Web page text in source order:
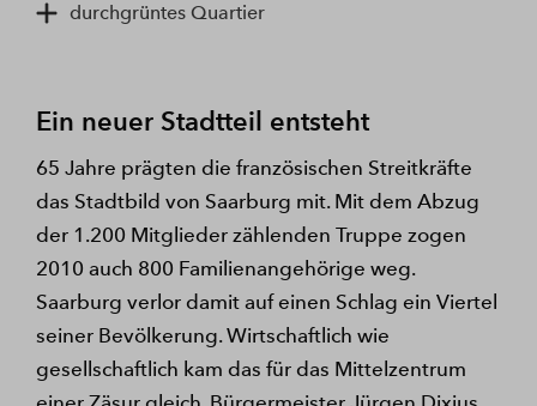
durchgrüntes Quartier
Ein neuer Stadtteil entsteht
65 Jahre prägten die französischen Streitkräfte
das Stadtbild von Saarburg mit. Mit dem Abzug
der 1.200 Mitglieder zählenden Truppe zogen
2010 auch 800 Familienangehörige weg.
Saarburg verlor damit auf einen Schlag ein Viertel
seiner Bevölkerung. Wirtschaftlich wie
gesellschaftlich kam das für das Mittelzentrum